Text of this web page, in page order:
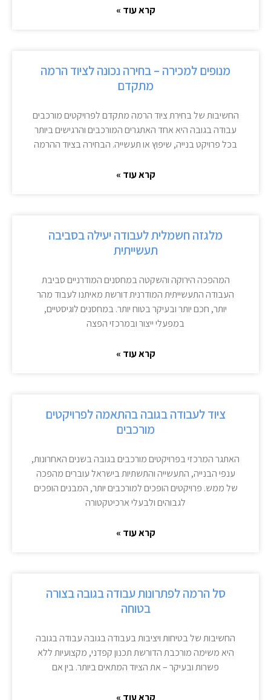
קרא עוד »
מנופים למכירה – בחירה נכונה לציוד הרמה
מתקדם
החשיבות של בחירת ציוד הרמה מתקדם לפרויקטים מורכבים
עבודה בגובה היא אחד האתגרים המורכבים והרגישים ביותר
בכל פרויקט בנייה, שיפוץ או תעשייה. הבחירה בציוד ההרמה
קרא עוד »
מלגזה חשמלית לעבודה יעילה בסביבה
תעשייתית
המהפכה הירוקה והשקטה במחסנים המודרניים סביבת
העבודה התעשייתית המודרנית דורשת מאיתנו לעבוד מהר
יותר, חכם יותר ובעיקר בטוח יותר. במחסנים לוגיסטיים,
במפעלי ייצור ובמרכזי הפצה
קרא עוד »
ציוד לעבודה בגובה בהתאמה לפרויקטים
מורכבים
האתגר המרכזי בפרויקטים מורכבים בגובה בשנים האחרונות,
ענפי הבנייה, התעשייה והתשתיות בישראל עוברים מהפכה
של ממש. פרויקטים הופכים למורכבים יותר, המבנים הופכים
לגבוהים ולבעלי ארכיטקטורה
קרא עוד »
סל הרמה לפתרונות עבודה בגובה בצורה
בטוחה
החשיבות של בטיחות ויציבות בעבודה בגובה עבודה בגובה
היא משימה מורכבת הדורשת תכנון קפדני, מקצועיות ללא
פשרות ובעיקר – את הציוד המתאים ביותר. בין אם
קרא עוד »